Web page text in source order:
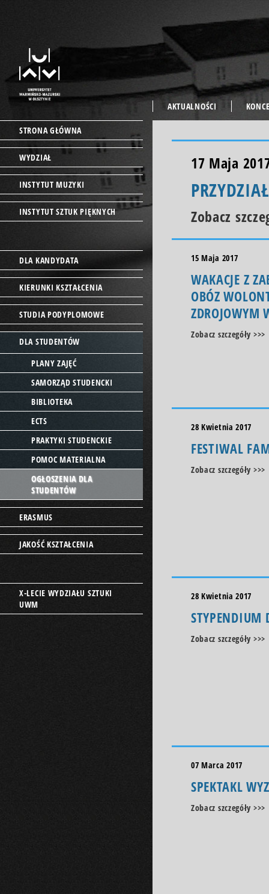
AKTUALNOŚCI
STRONA GŁÓWNA
WYDZIAŁ
INSTYTUT MUZYKI
INSTYTUT SZTUK PIĘKNYCH
DLA KANDYDATA
KIERUNKI KSZTAŁCENIA
STUDIA PODYPLOMOWE
DLA STUDENTÓW
PLANY ZAJĘĆ
SAMORZĄD STUDENCKI
BIBLIOTEKA
ECTS
PRAKTYKI STUDENCKIE
POMOC MATERIALNA
OGŁOSZENIA DLA
STUDENTÓW
ERASMUS
JAKOŚĆ KSZTAŁCENIA
X-LECIE WYDZIAŁU SZTUKI
UWM
17 Maja
Zobacz
15 Maja 2017
WAKACJE Z
OBÓZ
ZDROJOWYM
Zobacz szczegóły >>>
28 Kwietnia 2017
FESTIWAL
Zobacz szczegóły >>>
28 Kwietnia 2017
STYPENDIUM
Zobacz szczegóły >>>
07 Marca 2017
SPEKTAKL
Zobacz szczegóły >>>